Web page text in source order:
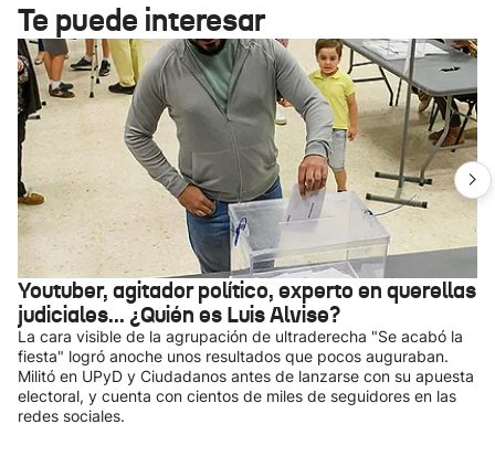
Te puede interesar
Youtuber, agitador político, experto en querellas
judiciales... ¿Quién es Luis Alvise?
La cara visible de la agrupación de ultraderecha "Se acabó la
fiesta" logró anoche unos resultados que pocos auguraban.
Militó en UPyD y Ciudadanos antes de lanzarse con su apuesta
electoral, y cuenta con cientos de miles de seguidores en las
redes sociales.